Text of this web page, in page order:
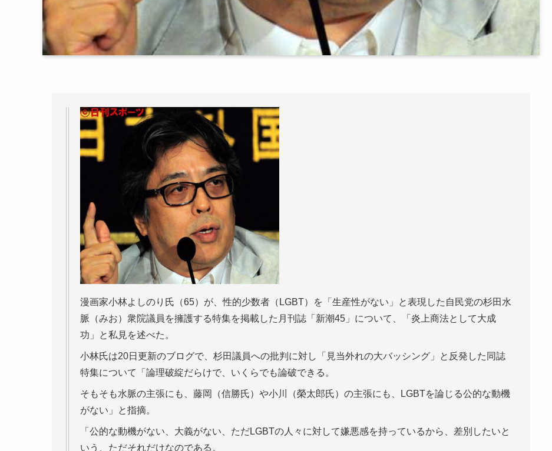
漫画家小林よしのり氏（65）が、性的少数者（LGBT）を「生産性がない」と表現した自民党の杉田水
脈（みお）衆院議員を擁護する特集を掲載した月刊誌「新潮45」について、「炎上商法として大成
功」と私見を述べた。
小林氏は20日更新のブログで、杉田議員への批判に対し「見当外れの大バッシング」と反発した同誌
特集について「論理破綻だらけで、いくらでも論破できる。
そもそも水脈の主張にも、藤岡（信勝氏）や小川（榮太郎氏）の主張にも、LGBTを論じる公的な動機
がない」と指摘。
「公的な動機がない、大義がない、ただLGBTの人々に対して嫌悪感を持っているから、差別したいと
いう、ただそれだけなのである。